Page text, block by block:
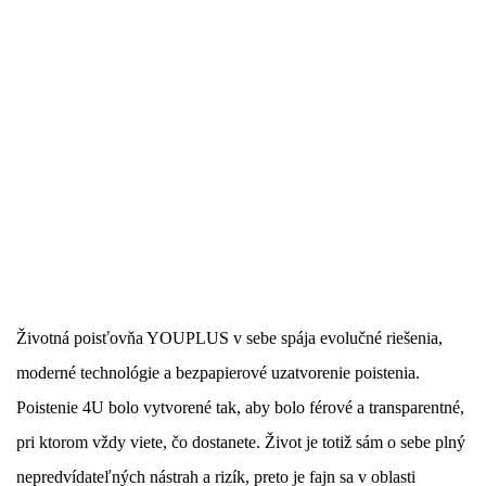
Životná poisťovňa YOUPLUS v sebe spája evolučné riešenia,
moderné technológie a bezpapierové uzatvorenie poistenia.
Poistenie 4U bolo vytvorené tak, aby bolo férové ​​a transparentné,
pri ktorom vždy viete, čo dostanete. Život je totiž sám o sebe plný
nepredvídateľných nástrah a rizík, preto je fajn sa v oblasti